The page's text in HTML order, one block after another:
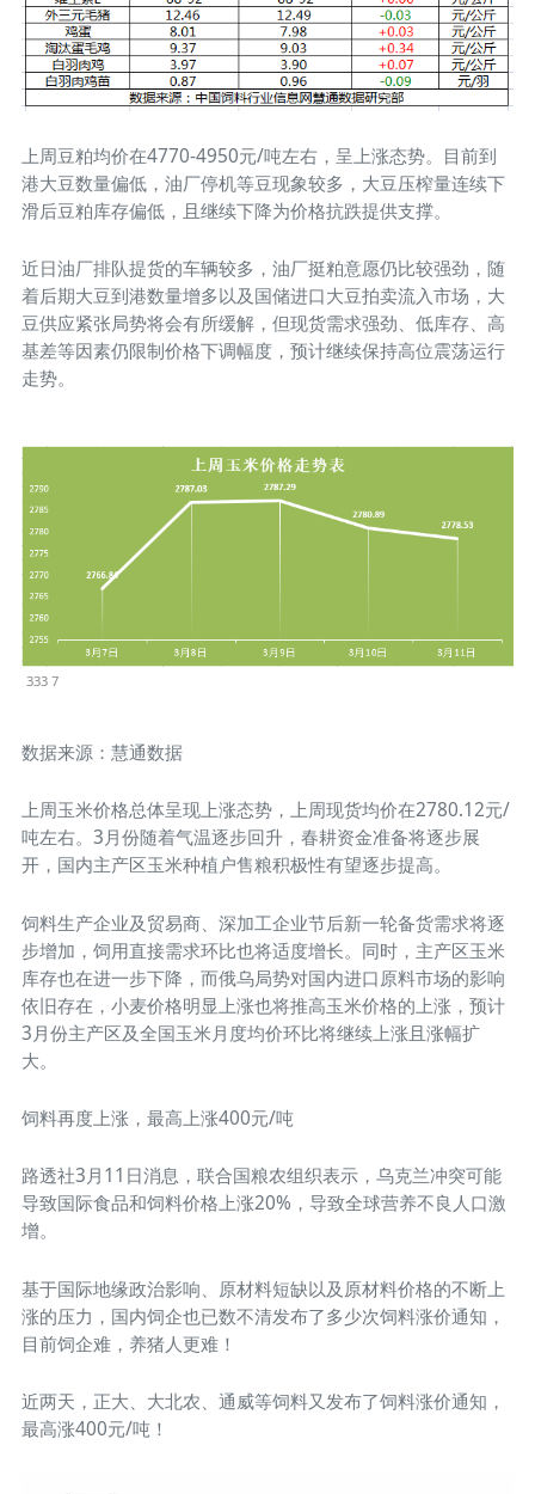
上周豆粕均价在4770-4950元/吨左右，呈上涨态势。目前到
港大豆数量偏低，油厂停机等豆现象较多，大豆压榨量连续下
滑后豆粕库存偏低，且继续下降为价格抗跌提供支撑。
近日油厂排队提货的车辆较多，油厂挺粕意愿仍比较强劲，随
着后期大豆到港数量增多以及国储进口大豆拍卖流入市场，大
豆供应紧张局势将会有所缓解，但现货需求强劲、低库存、高
基差等因素仍限制价格下调幅度，预计继续保持高位震荡运行
走势。
333 7
数据来源：慧通数据
上周玉米价格总体呈现上涨态势，上周现货均价在2780.12元/
吨左右。3月份随着气温逐步回升，春耕资金准备将逐步展
开，国内主产区玉米种植户售粮积极性有望逐步提高。
饲料生产企业及贸易商、深加工企业节后新一轮备货需求将逐
步增加，饲用直接需求环比也将适度增长。同时，主产区玉米
库存也在进一步下降，而俄乌局势对国内进口原料市场的影响
依旧存在，小麦价格明显上涨也将推高玉米价格的上涨，预计
3月份主产区及全国玉米月度均价环比将继续上涨且涨幅扩
大。
饲料再度上涨，最高上涨400元/吨
路透社3月11日消息，联合国粮农组织表示，乌克兰冲突可能
导致国际食品和饲料价格上涨20%，导致全球营养不良人口激
增。
基于国际地缘政治影响、原材料短缺以及原材料价格的不断上
涨的压力，国内饲企也已数不清发布了多少次饲料涨价通知，
目前饲企难，养猪人更难！
近两天，正大、大北农、通威等饲料又发布了饲料涨价通知，
最高涨400元/吨！